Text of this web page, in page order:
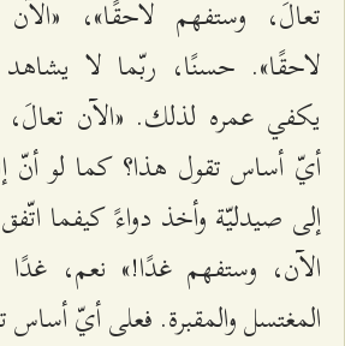
تعالَ، وستفهم لاحقًا»،
لاحقًا». حسنًا، ربّما لا
يكفي عمره لذلك. «الآن
أيّ أساس تقول هذا؟ كما لو أنّ
إلى صيدليّة وأخذ دواءً كيفما
الآن، وستفهم غدًا!» نعم،
المغتسل والمقبرة. فعلى أيّ أساس